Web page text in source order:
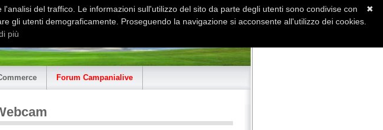
Forum Campanialive
✖
del traffico. Le informazioni sull'utilizzo del sito da parte degli utenti sono condivise con
gli utenti demograficamente. Proseguendo la navigazione si acconsente all'utilizzo dei cookies.
più